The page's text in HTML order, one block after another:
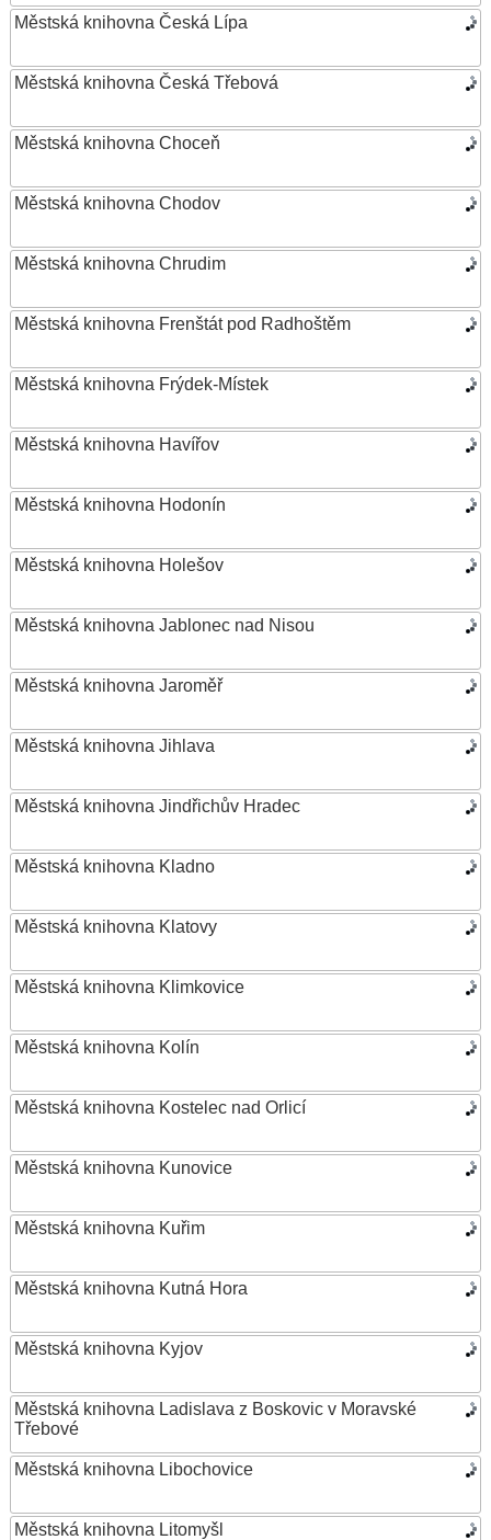
Městská knihovna Česká Lípa
Městská knihovna Česká Třebová
Městská knihovna Choceň
Městská knihovna Chodov
Městská knihovna Chrudim
Městská knihovna Frenštát pod Radhoštěm
Městská knihovna Frýdek-Místek
Městská knihovna Havířov
Městská knihovna Hodonín
Městská knihovna Holešov
Městská knihovna Jablonec nad Nisou
Městská knihovna Jaroměř
Městská knihovna Jihlava
Městská knihovna Jindřichův Hradec
Městská knihovna Kladno
Městská knihovna Klatovy
Městská knihovna Klimkovice
Městská knihovna Kolín
Městská knihovna Kostelec nad Orlicí
Městská knihovna Kunovice
Městská knihovna Kuřim
Městská knihovna Kutná Hora
Městská knihovna Kyjov
Městská knihovna Ladislava z Boskovic v Moravské
Třebové
Městská knihovna Libochovice
Městská knihovna Litomyšl